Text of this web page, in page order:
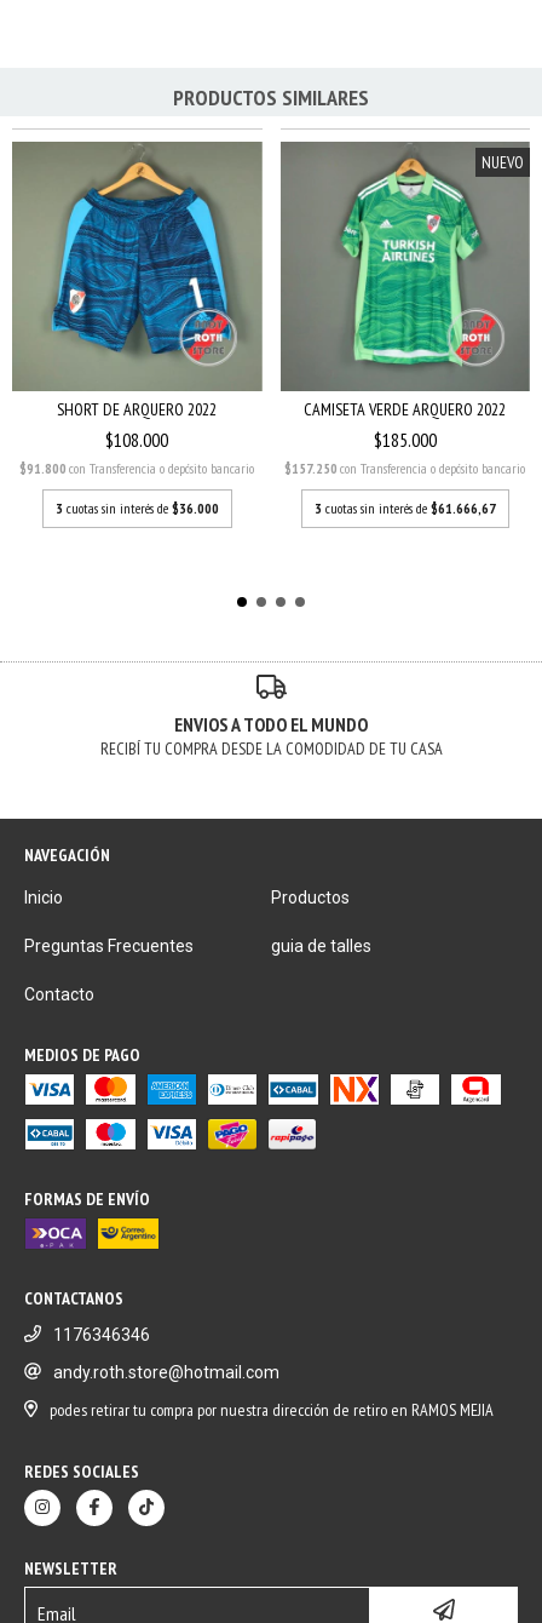
PRODUCTOS SIMILARES
SHORT DE ARQUERO 2022
$108.000
$91.800con Transferencia o depósito bancario
3 cuotas sin interés de $36.000
NUEVO
CAMISETA VERDE ARQUERO 2022
$185.000
$157.250con Transferencia o depósito bancario
3 cuotas sin interés de $61.666,67
ENVIOS A TODO EL MUNDO
RECIBÍ TU COMPRA DESDE LA COMODIDAD DE TU CASA
NAVEGACIÓN
Inicio Productos
Preguntas Frecuentes guia de talles
Contacto
MEDIOS DE PAGO
FORMAS DE ENVÍO
CONTACTANOS
1176346346
andy.roth.store@hotmail.com
podes retirar tu compra por nuestra dirección de retiro en RAMOS MEJIA
REDES SOCIALES
NEWSLETTER